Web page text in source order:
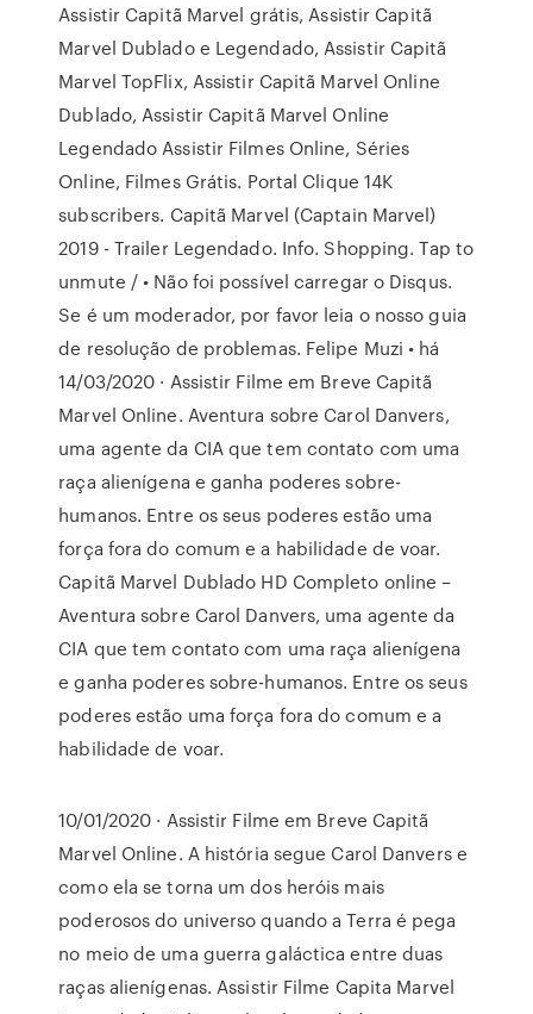
Assistir Capitã Marvel grátis, Assistir Capitã
Marvel Dublado e Legendado, Assistir Capitã
Marvel TopFlix, Assistir Capitã Marvel Online
Dublado, Assistir Capitã Marvel Online
Legendado Assistir Filmes Online, Séries
Online, Filmes Grátis. Portal Clique 14K
subscribers. Capitã Marvel (Captain Marvel)
2019 - Trailer Legendado. Info. Shopping. Tap to
unmute / • Não foi possível carregar o Disqus.
Se é um moderador, por favor leia o nosso guia
de resolução de problemas. Felipe Muzi • há
14/03/2020 · Assistir Filme em Breve Capitã
Marvel Online. Aventura sobre Carol Danvers,
uma agente da CIA que tem contato com uma
raça alienígena e ganha poderes sobre-
humanos. Entre os seus poderes estão uma
força fora do comum e a habilidade de voar.
Capitã Marvel Dublado HD Completo online –
Aventura sobre Carol Danvers, uma agente da
CIA que tem contato com uma raça alienígena
e ganha poderes sobre-humanos. Entre os seus
poderes estão uma força fora do comum e a
habilidade de voar.
10/01/2020 · Assistir Filme em Breve Capitã
Marvel Online. A história segue Carol Danvers e
como ela se torna um dos heróis mais
poderosos do universo quando a Terra é pega
no meio de uma guerra galáctica entre duas
raças alienígenas. Assistir Filme Capita Marvel